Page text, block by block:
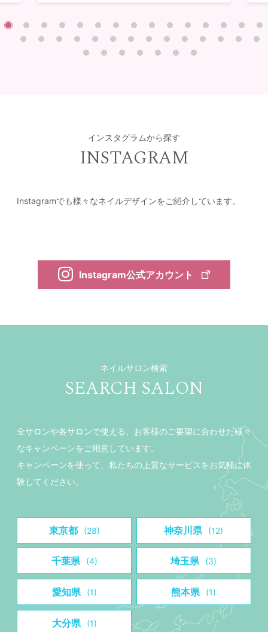
インスタグラムから探す
INSTAGRAM
Instagramでも様々なネイルデザインをご紹介しています。
Instagram公式アカウント
ネイルサロン検索
SEARCH SALON
全サロンや各サロンで使える、お客様のご要望に合わせた様々
なキャンペーンをご用意しています。
キャンペーンを使って、私たちの上質なサービスをお気軽に体
験してください。
東京都 (28) 神奈川県 (12)
千葉県 (4) 埼玉県 (3)
愛知県 (1) 熊本県 (1)
大分県 (1)